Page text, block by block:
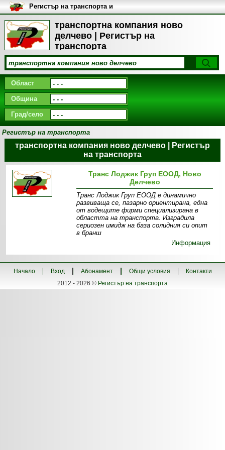
транспортна компания ново
делчево | Регистър на
транспорта
Регистър на транспорта и
транспортните фирми в
България
Област
Община
Град/село
Регистър на транспорта
транспортна компания ново делчево | Регистър
на транспорта
Транс Лоджик Груп ЕООД, Ново
Делчево
Транс Лоджик Груп ЕООД е динамично
развиваща се, пазарно ориентирана, една
от водещите фирми специализирана в
областта на транспорта. Изградила
сериозен имидж на база солидния си опит
в бранш
Информация
Начало Вход Абонамент Общи условия
Контакти
2012 - 2026 © Регистър на транспорта